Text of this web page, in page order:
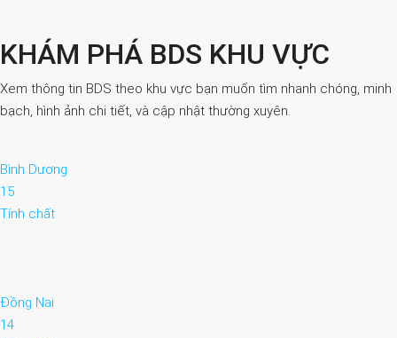
KHÁM PHÁ BDS KHU VỰC
Xem thông tin BDS theo khu vực bạn muốn tìm nhanh chóng, minh
bạch, hình ảnh chi tiết, và cập nhật thường xuyên.
Bình Dương
15
Tính chất
Đồng Nai
14